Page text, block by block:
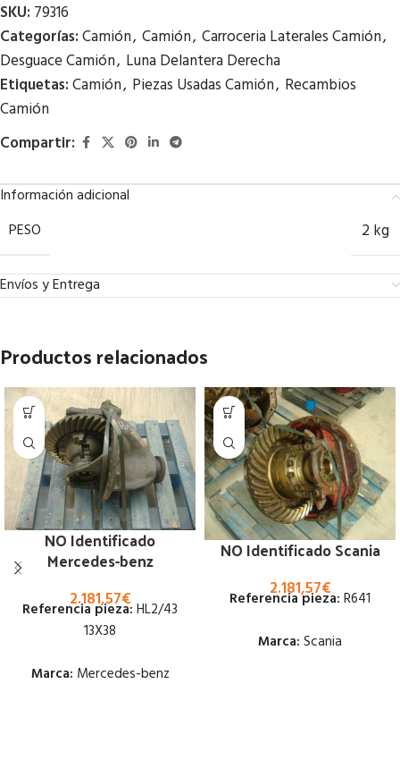
SKU: 79316
Categorías:Camión, Camión, Carroceria Laterales Camión,
Desguace Camión, Luna Delantera Derecha
Etiquetas:Camión, Piezas Usadas Camión, Recambios
Camión
Compartir:
Información adicional
PESO
2 kg
Envíos y Entrega
Productos relacionados
NO Identificado
Mercedes-benz
2.181,57€
Referencia pieza: HL2/43
13X38
Marca: Mercedes-benz
NO Identificado Scania
2.181,57€
Referencia pieza: R641
Marca: Scania